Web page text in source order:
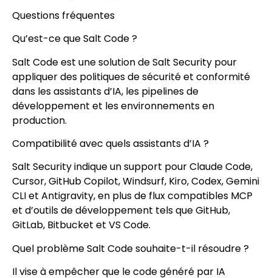
Questions fréquentes
Qu’est-ce que Salt Code ?
Salt Code est une solution de Salt Security pour
appliquer des politiques de sécurité et conformité
dans les assistants d’IA, les pipelines de
développement et les environnements en
production.
Compatibilité avec quels assistants d’IA ?
Salt Security indique un support pour Claude Code,
Cursor, GitHub Copilot, Windsurf, Kiro, Codex, Gemini
CLI et Antigravity, en plus de flux compatibles MCP
et d’outils de développement tels que GitHub,
GitLab, Bitbucket et VS Code.
Quel problème Salt Code souhaite-t-il résoudre ?
Il vise à empêcher que le code généré par IA